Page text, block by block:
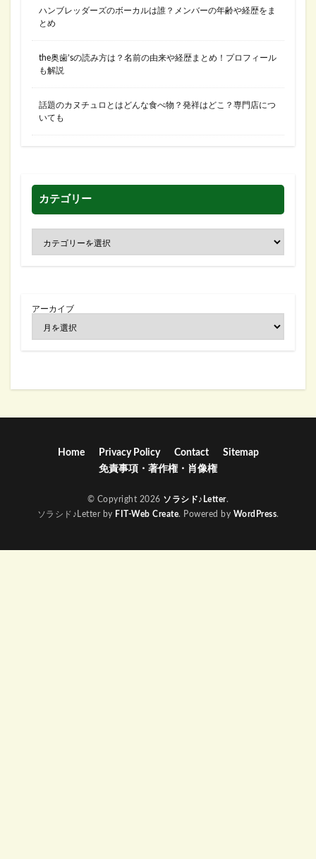
ハンブレッダーズのボーカルは誰？メンバーの年齢や経歴をま
とめ
the奥歯’sの読み方は？名前の由来や経歴まとめ！プロフィール
も解説
話題のカヌチュロとはどんな食べ物？発祥はどこ？専門店につ
いても
カテゴリー
アーカイブ
Home Privacy Policy Contact
Sitemap
免責事項・著作権・肖像権
© Copyright 2026 ソラシド♪Letter.
ソラシド♪Letter by FIT-Web Create. Powered by WordPress.